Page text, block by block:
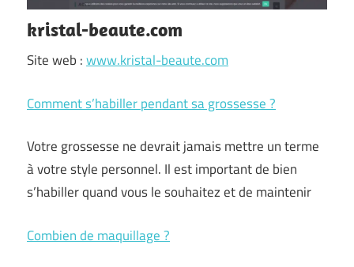
kristal-beaute.com
Site web :www.kristal-beaute.com
Comment s’habiller pendant sa grossesse ?
Votre grossesse ne devrait jamais mettre un terme
à votre style personnel. Il est important de bien
s’habiller quand vous le souhaitez et de maintenir
Combien de maquillage ?